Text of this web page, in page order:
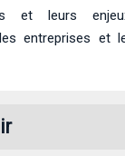
et leurs
entreprises et